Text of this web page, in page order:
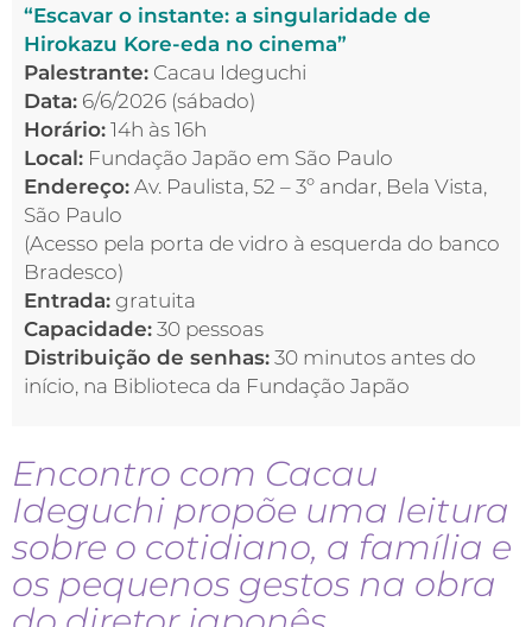
“Escavar o instante: a singularidade de
Hirokazu Kore-eda no cinema”
Palestrante: Cacau Ideguchi
Data: 6/6/2026 (sábado)
Horário: 14h às 16h
Local: Fundação Japão em São Paulo
Endereço: Av. Paulista, 52 – 3º andar, Bela Vista,
São Paulo
(Acesso pela porta de vidro à esquerda do banco
Bradesco)
Entrada: gratuita
Capacidade: 30 pessoas
Distribuição de senhas: 30 minutos antes do
início, na Biblioteca da Fundação Japão
Encontro com Cacau
Ideguchi propõe uma leitura
sobre o cotidiano, a família e
os pequenos gestos na obra